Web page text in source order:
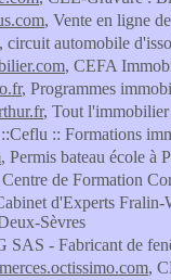
, Vente en ligne
, circuit automobile
, CEFA
, Programmes
, Tout
:: Formations
, Permis bateau école à
Centre de Formation
d'Experts
Sèvres
SAS - Fabricant de
,